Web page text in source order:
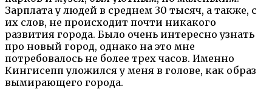
Зарплата у людей в среднем 30 тысяч, а также, с
их слов, не происходит почти никакого
развития города. Было очень интересно узнать
про новый город, однако на это мне
потребовалось не более трех часов. Именно
Кингисепп уложился у меня в голове, как образ
вымирающего города.